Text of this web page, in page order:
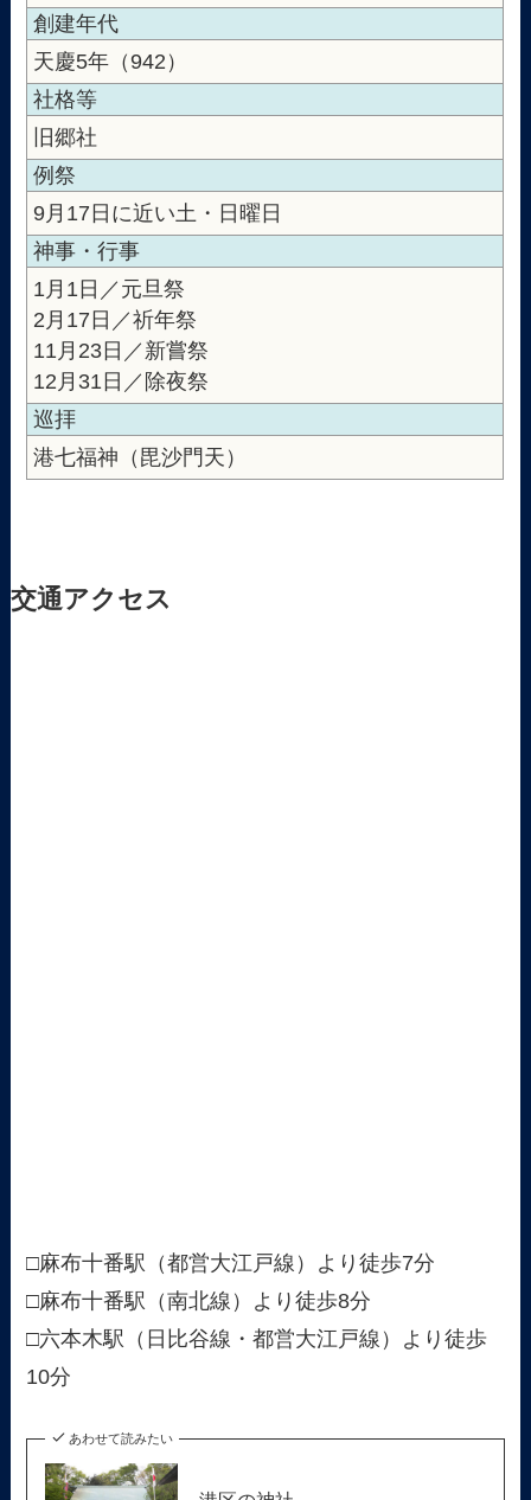
創建年代
天慶5年（942）
社格等
旧郷社
例祭
9月17日に近い土・日曜日
神事・行事
1月1日／元旦祭
2月17日／祈年祭
11月23日／新嘗祭
12月31日／除夜祭
巡拝
港七福神（毘沙門天）
交通アクセス
□麻布十番駅（都営大江戸線）より徒歩7分
□麻布十番駅（南北線）より徒歩8分
□六本木駅（日比谷線・都営大江戸線）より徒歩
10分
あわせて読みたい